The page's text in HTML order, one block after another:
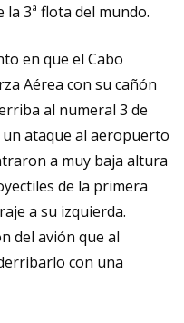
3ª flota del mundo.
en que el Cabo
Aérea con su cañón
al numeral 3 de
ataque al aeropuerto
a muy baja altura
de la primera
a su izquierda.
del avión que al
con una